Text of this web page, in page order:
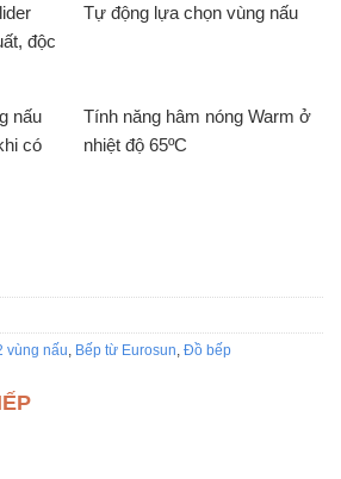
độc
Tự động lựa chọn vùng nấu
nấu
có
Tính năng hâm nóng Warm ở
nhiệt độ 65ºC
vùng nấu, Bếp từ Eurosun, Đồ bếp